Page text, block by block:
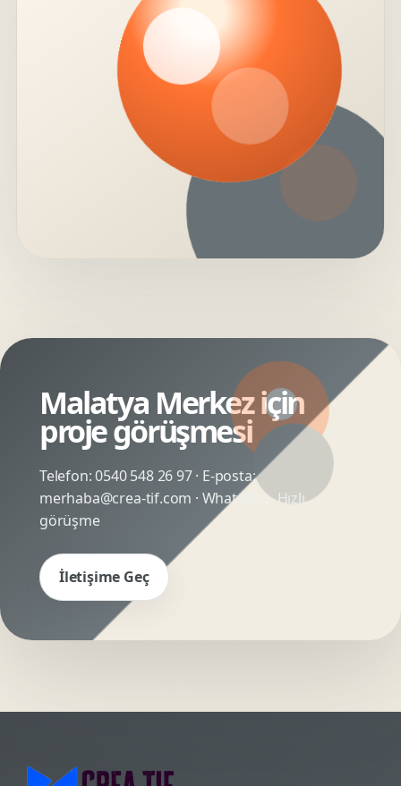
Malatya Merkez için
proje görüşmesi
Telefon:0540 548 26 97· E-posta:
merhaba@crea-tif.com · WhatsApp:Hızlı
görüşme
İletişime Geç